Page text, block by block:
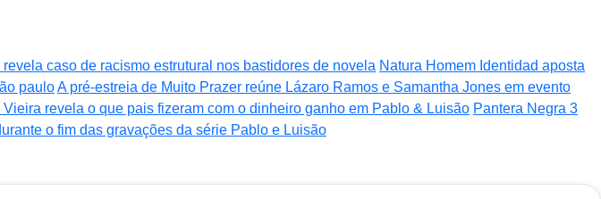
revela caso de racismo estrutural nos bastidores de novela Natura Homem Identidad aposta
pauloA pré-estreia de Muito Prazer reúne Lázaro Ramos e Samantha Jones em evento
Vieira revela o que pais fizeram com o dinheiro ganho em Pablo & Luisão Pantera Negra 3
o fim das gravações da série Pablo e Luisão